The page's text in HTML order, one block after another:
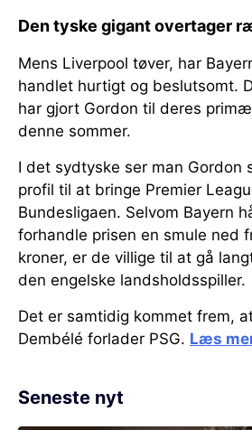
Den tyske gigant overtager
Mens Liverpool tøver, har
handlet hurtigt og beslutsomt.
har gjort Gordon til deres
denne sommer.
I det sydtyske ser man Gordon
profil til at bringe Premier
Bundesligaen. Selvom Bayern
forhandle prisen en smule ned
kroner, er de villige til at gå
den engelske landsholdsspiller.
Det er samtidig kommet frem,
Dembélé forlader PSG. Læs
Seneste nyt